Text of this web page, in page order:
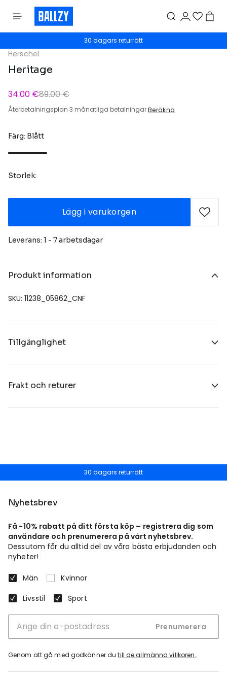
30 dagars returrätt
Herschel
Heritage
34.00 €89.00 €
Återbetalningsplan 3 månatliga betalningarBeräkna
Färg: Blått
Storlek:
Lägg i varukorgen
Leverans: 1 - 7 arbetsdagar
Produkt information
SKU: 11238_05862_CNF
Tillgänglighet
Frakt och returer
30 dagars returrätt
Nyhetsbrev
Få -10% rabatt på ditt första köp – registrera dig som
användare och prenumerera på vårt nyhetsbrev.
Dessutom får du alltid del av våra bästa erbjudanden och
nyheter!
Män
Kvinnor
Livsstil
Sport
Prenumerera
Genom att gå med godkänner dutill de allmänna villkoren..